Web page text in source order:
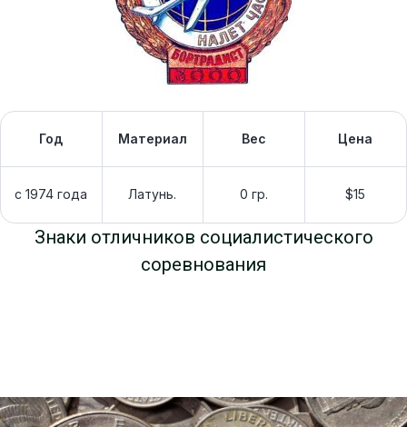
Год Материал Вес Цена
с 1974 года Латунь. 0 гр. $15
Знаки отличников социалистического
соревнования